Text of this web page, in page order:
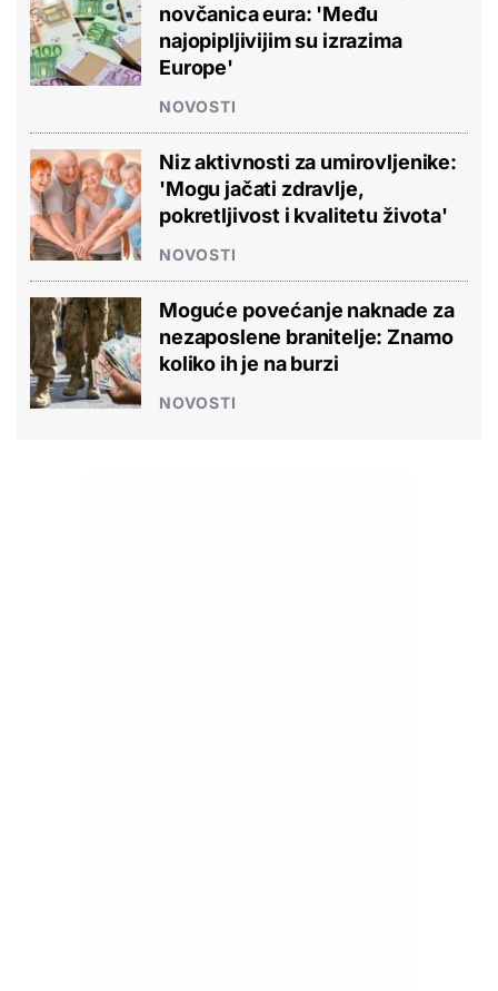
novčanica eura: 'Među
najopipljivijim su izrazima
Europe'
NOVOSTI
Niz aktivnosti za umirovljenike:
'Mogu jačati zdravlje,
pokretljivost i kvalitetu života'
NOVOSTI
Moguće povećanje naknade za
nezaposlene branitelje: Znamo
koliko ih je na burzi
NOVOSTI